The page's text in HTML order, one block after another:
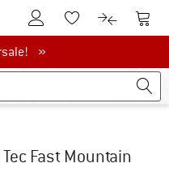
De klantenaccount
Naar deNaar de
»
Fast Mountain